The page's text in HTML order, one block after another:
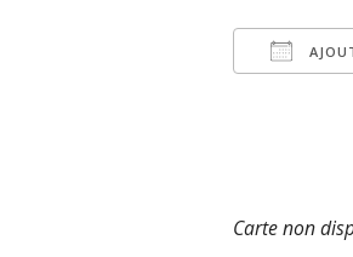
Carte non